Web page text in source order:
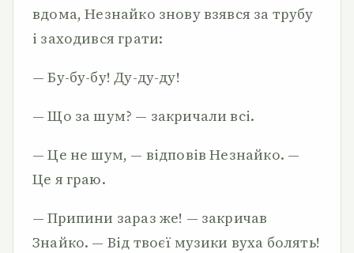
вдома, Незнайко знову взявся за трубу
і заходився грати:
— Бу-бу-бу! Ду-ду-ду!
— Що за шум? — закричали всі.
— Це не шум, — відповів Незнайко. —
Це я граю.
— Припини зараз же! — закричав
Знайко. — Від твоєї музики вуха болять!